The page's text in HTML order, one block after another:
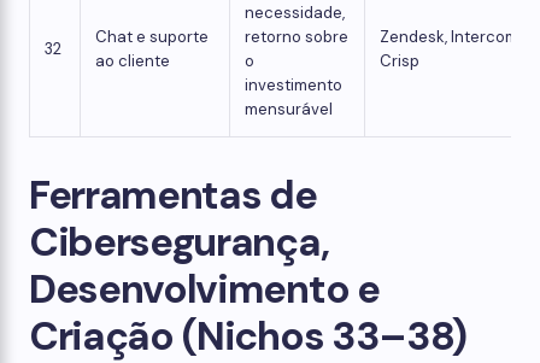
32
Chat e suporte
ao cliente
necessidade,
retorno sobre
o
investimento
mensurável
Zendesk, Intercom,
Crisp
Ferramentas de
Cibersegurança,
Desenvolvimento e
Criação (Nichos 33–38)